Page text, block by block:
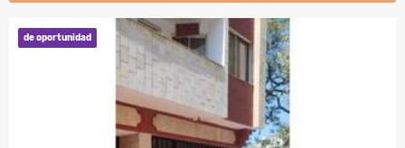
de oportunidad